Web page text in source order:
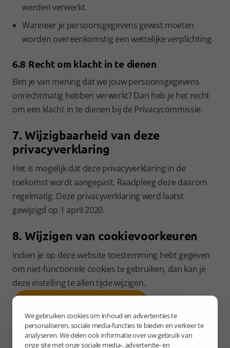
werden verwerkt.
Wanneer je persoonsgegevens gewist moeten
worden overeenkomstig een wettelijke verplichting.
6.8 Recht om klacht in te dienen
Ben je van mening dat we jouw persoonsgegevens
onrechtmatig hebben verwerkt? Dan heb je het recht
om een klacht in te dienen bij de Privacycommissie.
7. Wijzigbaarheid van deze
privacyverklaring
Het is mogelijk dat deze privacyverklaring in de
toekomst wordt aangepast. Raadpleeg deze daarom
regelmatig. Deze privacyverklaring werd laatst
gewijzigd op 1 april 2020.
8. Wijzigen van cookievoorkeuren
Indien je op deze website toestemming hebt gegeven
om niet-functionele cookies te gebruiken, dan kan je
deze instelling te allen tijde wijzigen.
We gebruiken cookies om inhoud en advertenties te
personaliseren, sociale media-functies te bieden en verkeer te
analyseren. We delen ook informatie over uw gebruik van
onze site met onze sociale media-, advertentie- en